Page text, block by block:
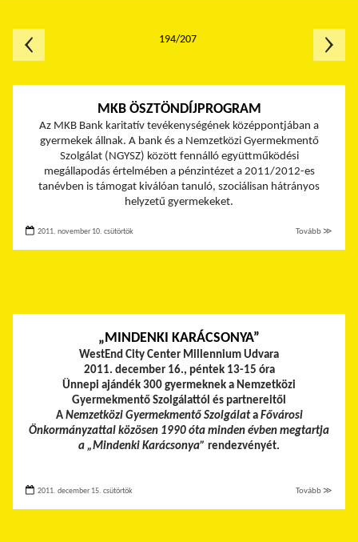
MKB ÖSZTÖNDÍJPROGRAM
Az MKB Bank karitatív tevékenységének középpontjában a
gyermekek állnak. A bank és a Nemzetközi Gyermekmentő
Szolgálat (NGYSZ) között fennálló együttműködési
megállapodás értelmében a pénzintézet a 2011/2012-es
tanévben is támogat kiválóan tanuló, szociálisan hátrányos
helyzetű gyermekeket.
2011. november 10. csütörtök Tovább ≫
„MINDENKI KARÁCSONYA”
WestEnd City Center Millennium Udvara
2011. december 16., péntek 13-15 óra
Ünnepi ajándék 300 gyermeknek a Nemzetközi
Gyermekmentő Szolgálattól és partnereitől
A Nemzetközi Gyermekmentő Szolgálata Fővárosi
Önkormányzattal közösen 1990 óta minden évben megtartja
a „Mindenki Karácsonya” rendezvényét.
2011. december 15. csütörtök Tovább ≫
194/207